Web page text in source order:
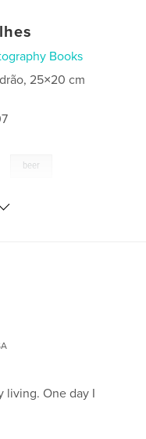
Books
25×20 cm
beer
living. One day I